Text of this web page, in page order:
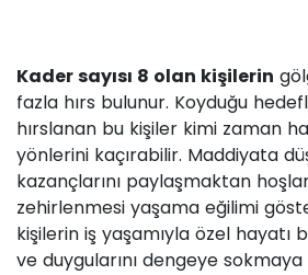
Kader sayısı 8 olan kişilerin
fazla hırs bulunur. Koyduğu
hırslanan bu kişiler kimi zaman
yönlerini kaçırabilir. Maddiyata
kazançlarını paylaşmaktan
zehirlenmesi yaşama eğilimi
kişilerin iş yaşamıyla özel hayatı
ve duygularını dengeye sokmaya